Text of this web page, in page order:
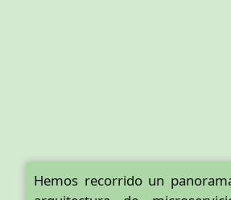
Hemos recorrido un